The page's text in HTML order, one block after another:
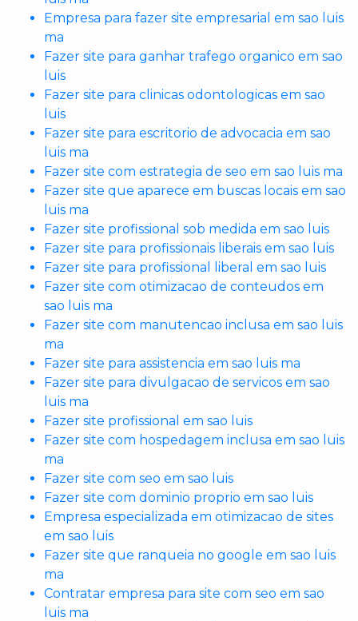
Empresa para fazer site empresarial em sao luis
ma
Fazer site para ganhar trafego organico em sao
luis
Fazer site para clinicas odontologicas em sao
luis
Fazer site para escritorio de advocacia em sao
luis ma
Fazer site com estrategia de seo em sao luis ma
Fazer site que aparece em buscas locais em sao
luis ma
Fazer site profissional sob medida em sao luis
Fazer site para profissionais liberais em sao luis
Fazer site para profissional liberal em sao luis
Fazer site com otimizacao de conteudos em
sao luis ma
Fazer site com manutencao inclusa em sao luis
ma
Fazer site para assistencia em sao luis ma
Fazer site para divulgacao de servicos em sao
luis ma
Fazer site profissional em sao luis
Fazer site com hospedagem inclusa em sao luis
ma
Fazer site com seo em sao luis
Fazer site com dominio proprio em sao luis
Empresa especializada em otimizacao de sites
em sao luis
Fazer site que ranqueia no google em sao luis
ma
Contratar empresa para site com seo em sao
luis ma